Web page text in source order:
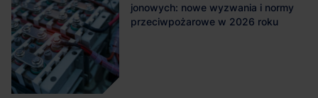
jonowych: nowe wyzwania i normy
przeciwpożarowe w 2026 roku